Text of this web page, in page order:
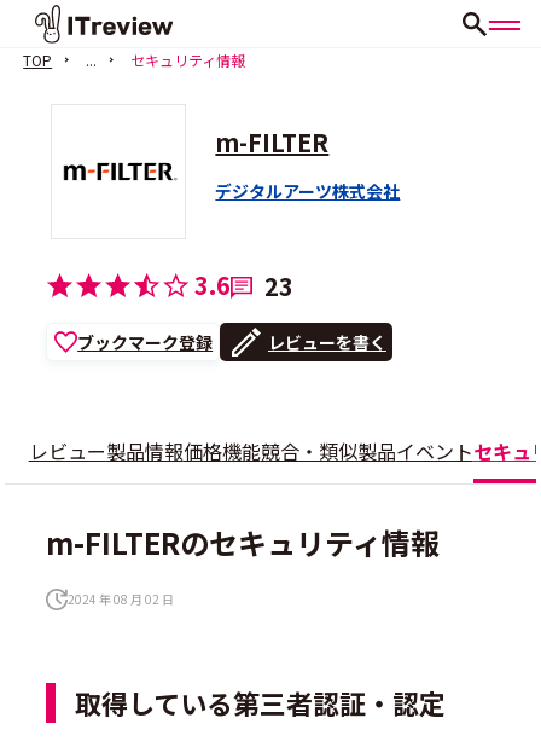
TOP ... セキュリティ情報
m-FILTER
デジタルアーツ株式会社
3.6 23
ブックマーク登録 レビューを書く
レビュー製品情報価格機能競合・類似製品イベントセキュ
m-FILTERのセキュリティ情報
2024 年 08 月 02 日
取得している第三者認証・認定